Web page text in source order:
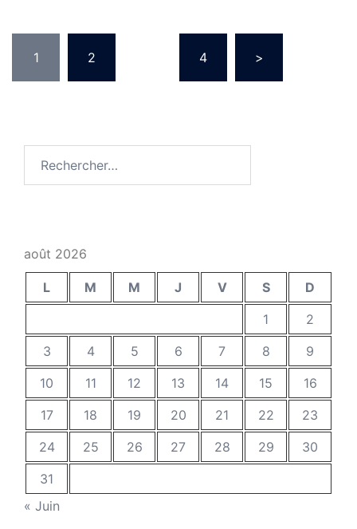
des
publications
1 2 4 >
août 2026
L M M J V S
D
1
2
3
4 5 6 7 8
9
10
11 12 13 14 15
16
17
18 19 20 21 22
23
24
25 26 27 28 29
30
31
« Juin